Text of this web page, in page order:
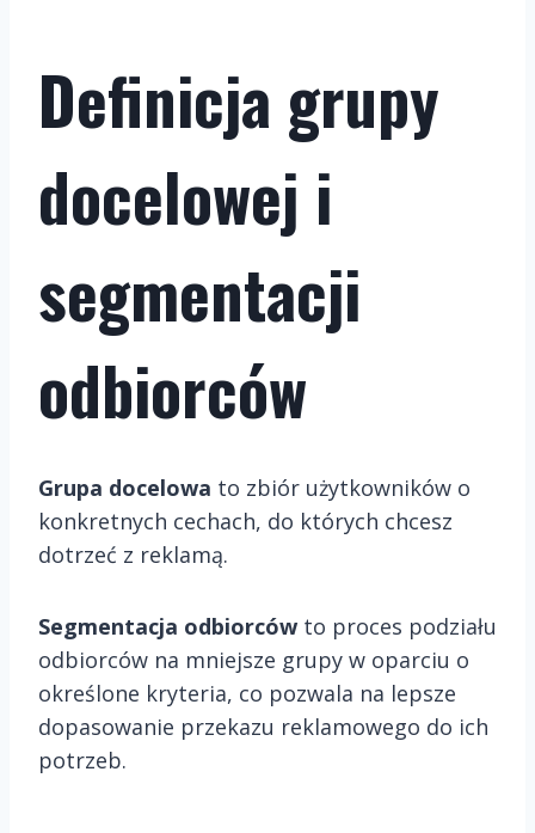
Definicja grupy
docelowej i
segmentacji
odbiorców
Grupa docelowa to zbiór użytkowników o
konkretnych cechach, do których chcesz
dotrzeć z reklamą.
Segmentacja odbiorców to proces podziału
odbiorców na mniejsze grupy w oparciu o
określone kryteria, co pozwala na lepsze
dopasowanie przekazu reklamowego do ich
potrzeb.